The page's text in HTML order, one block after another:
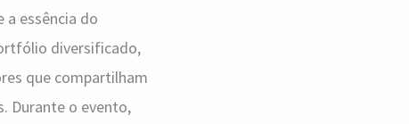
a essência do
diversificado,
que compartilham
Durante o evento,